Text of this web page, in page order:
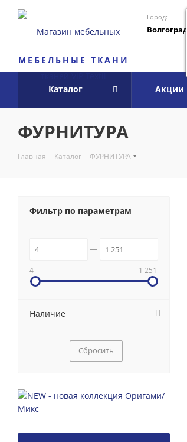
МЕБЕЛЬНЫЕ ТКАНИ
Город:
Волгоград
Каталог Акции
ФУРНИТУРА
Главная - Каталог - ФУРНИТУРА
Фильтр по параметрам
4 1 251
Наличие
Сбросить